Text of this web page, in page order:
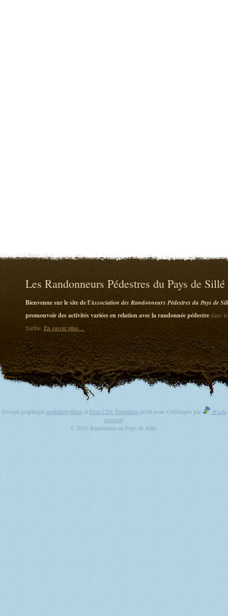
Les Randonneurs Pédestres du Pays de Sillé
Bienvenue sur le site de l'Association des Randonneurs Pédestres du Pays de
promouvoir des activités variées en relation avec la randonnée pédestredans
Sarthe.En savoir plus…
Design graphique nodethirtythreeet Free CSS Templates porté pour GetSimple par
iFacta
concept
© 2026 Randonner en Pays de Sillé.